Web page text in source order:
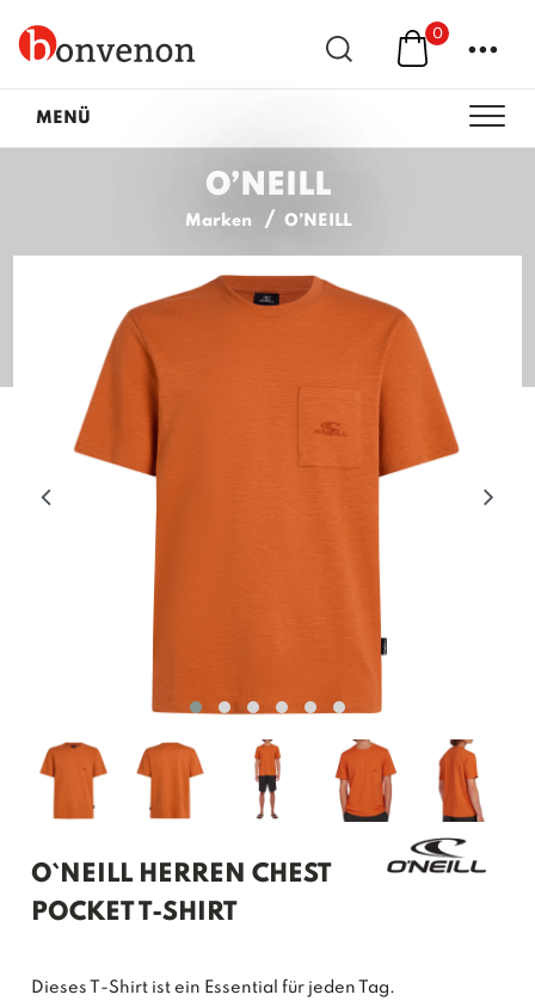
0 ...
MENÜ
O’NEILL
Marken O’NEILL
O`NEILL HERREN CHEST
POCKET T-SHIRT
Dieses T-Shirt ist ein Essential für jeden Tag.